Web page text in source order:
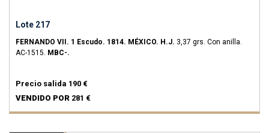
Lote 217
FERNANDO VII. 1 Escudo. 1814. MÉXICO. H.J. 3,37 grs. Con anilla.
AC-1515. MBC-.
Precio salida 190 €
VENDIDO POR 281 €